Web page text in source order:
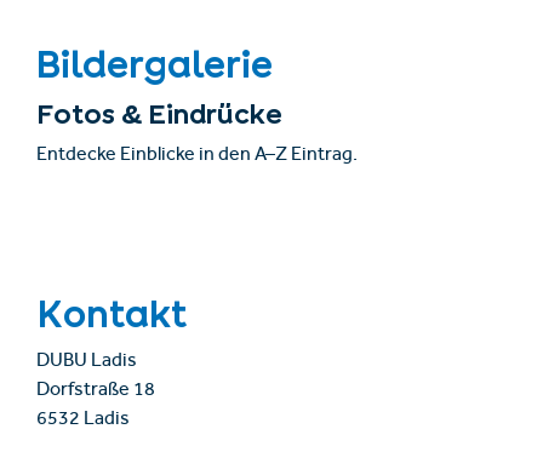
Bildergalerie
Fotos & Eindrücke
Entdecke Einblicke in den A–Z Eintrag.
Kontakt
DUBU Ladis
Dorfstraße 18
6532 Ladis